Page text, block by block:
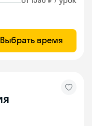
Выбрать время